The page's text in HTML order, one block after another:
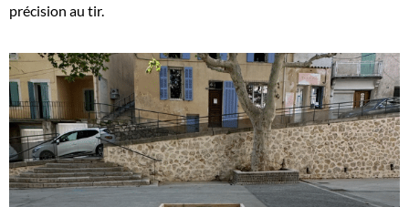
précision au tir.